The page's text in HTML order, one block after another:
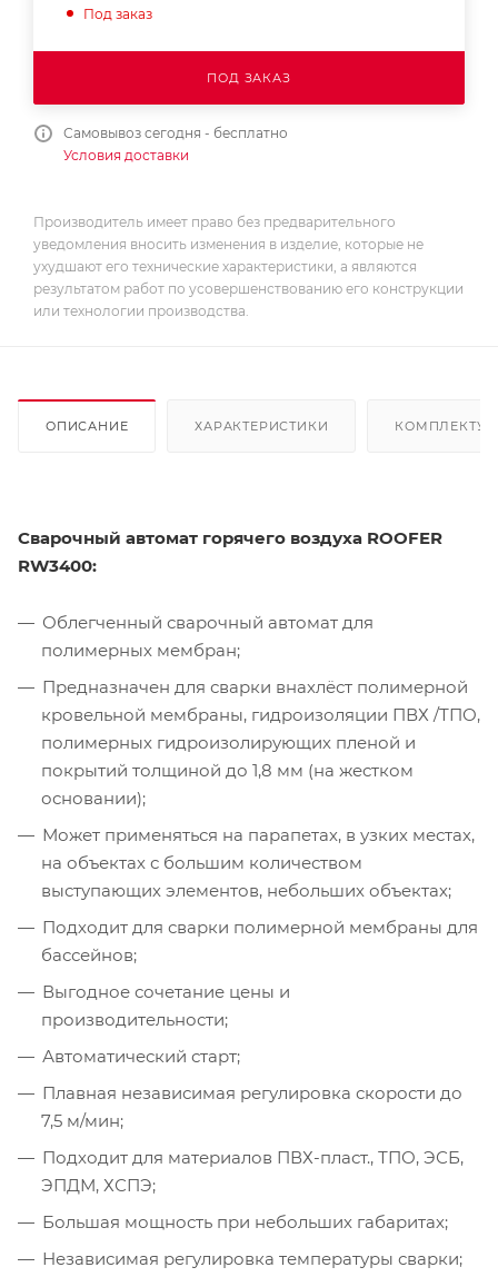
Под заказ
ПОД ЗАКАЗ
Самовывоз сегодня - бесплатно
Условия доставки
Производитель имеет право без предварительного
уведомления вносить изменения в изделие, которые не
ухудшают его технические характеристики, а являются
результатом работ по усовершенствованию его конструкции
или технологии производства.
ОПИСАНИЕ ХАРАКТЕРИСТИКИ
Сварочный автомат горячего воздуха ROOFER
RW3400:
Облегченный сварочный автомат для
полимерных мембран;
Предназначен для сварки внахлёст полимерной
кровельной мембраны, гидроизоляции ПВХ /ТПО,
полимерных гидроизолирующих пленой и
покрытий толщиной до 1,8 мм (на жестком
основании);
Может применяться на парапетах, в узких местах,
на объектах с большим количеством
выступающих элементов, небольших объектах;
Подходит для сварки полимерной мембраны для
бассейнов;
Выгодное сочетание цены и
производительности;
Автоматический старт;
Плавная независимая регулировка скорости до
7,5 м/мин;
Подходит для материалов ПВХ-пласт., ТПО, ЭСБ,
ЭПДМ, ХСПЭ;
Большая мощность при небольших габаритах;
Независимая регулировка температуры сварки;